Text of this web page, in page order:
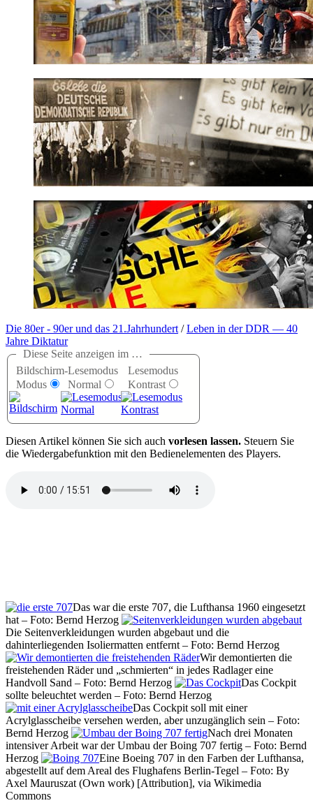
Die 80er - 90er und das 21.Jahrhundert/Leben in der DDR — 40
Jahre Diktatur
Diese Seite anzeigen im …
Bildschirm-
Modus
Lesemodus
Normal
Lesemodus
Kontrast
Diesen Artikel können Sie sich auch vorlesen lassen. Steuern Sie
die Wiedergabefunktion mit den Bedienelementen des Players.
Das war die erste 707, die Lufthansa 1960 eingesetzt
hat – Foto: Bernd Herzog
Die Seitenverkleidungen wurden abgebaut und die
dahinterliegenden Isoliermatten entfernt – Foto: Bernd Herzog
Wir demontierten die
freistehenden Räder und „schmierten“ in jedes Radlager eine
Handvoll Sand – Foto: Bernd Herzog
Das Cockpit
sollte beleuchtet werden – Foto: Bernd Herzog
Das Cockpit soll mit einer
Acrylglasscheibe versehen werden, aber unzugänglich sein – Foto:
Bernd Herzog
Nach drei Monaten
intensiver Arbeit war der Umbau der Boing 707 fertig – Foto: Bernd
Herzog
Eine Boeing 707 in den Farben der Lufthansa,
abgestellt auf dem Areal des Flughafens Berlin-Tegel – Foto: By
Axel Mauruszat (Own work) [Attribution], via Wikimedia
Commons